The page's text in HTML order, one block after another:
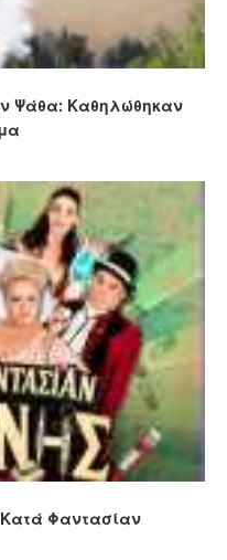
Ψάθα: Καθηλώθηκαν
Κατά Φαντασίαν